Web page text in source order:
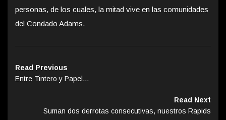
personas, de los cuales, la mitad vive en las comunidades
del Condado Adams.
Read Previous
Entre Tintero y Papel…
Read Next
Suman dos derrotas consecutivas, nuestros Rapids